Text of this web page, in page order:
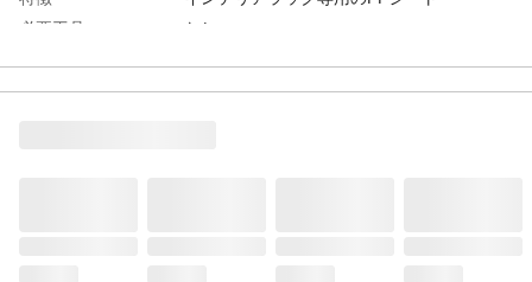
必要工具
なし
材質・素材
PP